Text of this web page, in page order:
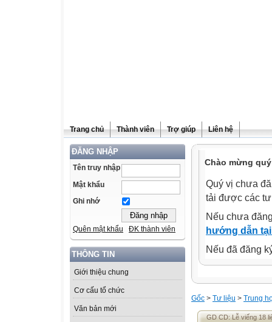
Trang chủ Thành viên Trợ giúp Liên hệ
ĐĂNG NHẬP
Tên truy nhập
Mật khẩu
Ghi nhớ
Quên mật khẩu ĐK thành viên
THÔNG TIN
Giới thiệu chung
Cơ cấu tổ chức
Văn bản mới
Chào mừng
Quý vị chưa
tải được các
Nếu chưa
hướng dẫn
Nếu đã đăng
Gốc > Tư liệu > Trung
GD CD: Lễ viếng 18